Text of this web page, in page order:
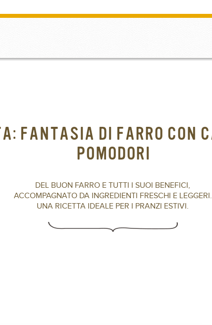
FANTASIA DI FARRO CON
POMODORI
DEL BUON FARRO E TUTTI I SUOI BENEFICI,
ACCOMPAGNATO DA INGREDIENTI FRESCHI E LEGGERI.
UNA RICETTA IDEALE PER I PRANZI ESTIVI.